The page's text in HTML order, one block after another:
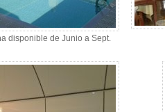
disponible de Junio a Sept.